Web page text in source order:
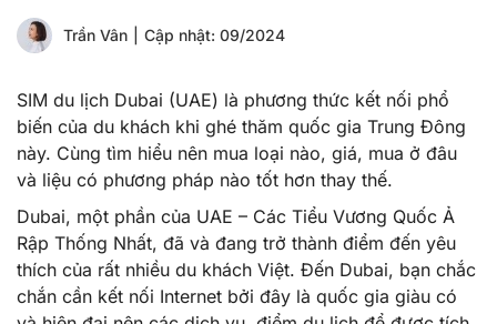
Trần Vân Cập nhật: 09/2024
SIM du lịch Dubai (UAE) là phương thức kết nối phổ
biến của du khách khi ghé thăm quốc gia Trung Đông
này. Cùng tìm hiểu nên mua loại nào, giá, mua ở đâu
và liệu có phương pháp nào tốt hơn thay thế.
Dubai, một phần của UAE – Các Tiểu Vương Quốc Ả
Rập Thống Nhất, đã và đang trở thành điểm đến yêu
thích của rất nhiều du khách Việt. Đến Dubai, bạn chắc
chắn cần kết nối Internet bởi đây là quốc gia giàu có